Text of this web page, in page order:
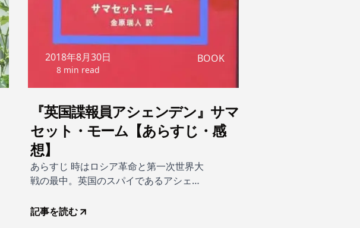
2018年8月30日
8 min read
BOOK
『英国諜報員アシェンデン』サマ
セット・モーム【あらすじ・感
想】
あらすじ 時はロシア革命と第一次世界大
戦の最中。英国のスパイであるアシェン
スイスを拠点としてヨーロッパ各国を渡
記事を読む